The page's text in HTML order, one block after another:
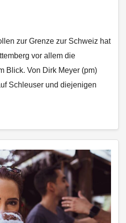
zur Grenze zur Schweiz hat
vor allem die
Blick. Von Dirk Meyer (pm)
Schleuser und diejenigen